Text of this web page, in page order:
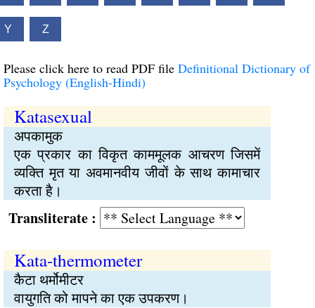
Y Z
Please click here to read PDF file Definitional Dictionary of
Psychology (English-Hindi)
Katasexual
अपकामुक
एक प्रकार का विकृत काममूलक आचरण जिसमें
व्यक्‍ति मृत या अवमानवीय जीवों के साथ कामाचार
करता है।
:
Kata-thermometer
कैटा थर्मोमीटर
वायुगति को मापने का एक उपकरण।